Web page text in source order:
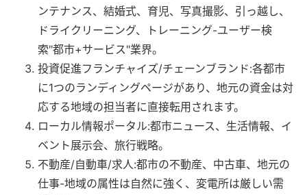
ンテナンス、結婚式、育児、写真撮影、引っ越し、
ドライクリーニング、トレーニング-ユーザー検
索"都市+サービス"業界。
投資促進フランチャイズ/チェーンブランド:各都市
に1つのランディングページがあり、地元の資金は対
応する地域の担当者に直接転用されます。
ローカル情報ポータル:都市ニュース、生活情報、イ
ベント展示会、旅行戦略。
不動産/自動車/求人:都市の不動産、中古車、地元の
仕事-地域の属性は自然に強く、変電所は厳しい需